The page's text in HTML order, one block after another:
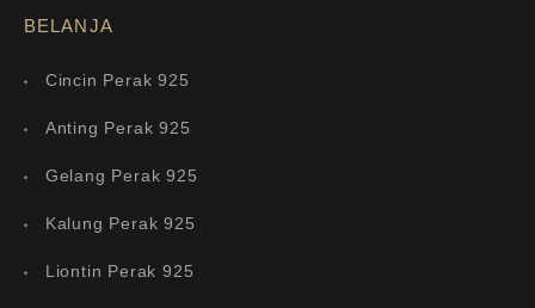
BELANJA
Cincin Perak 925
Anting Perak 925
Gelang Perak 925
Kalung Perak 925
Liontin Perak 925